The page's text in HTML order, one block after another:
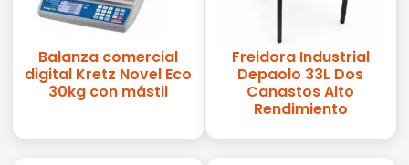
Balanza comercial
digital Kretz Novel Eco
30kg con mástil
Freidora Industrial
Depaolo 33L Dos
Canastos Alto
Rendimiento